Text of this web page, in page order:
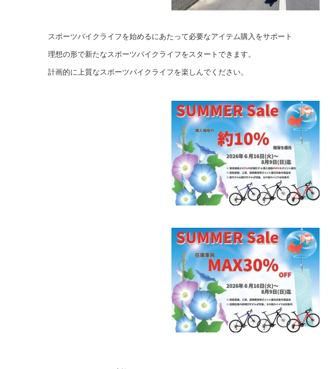
スポーツバイクライフを始めるにあたって必要なアイテム購入をサポート
理想の形で新たなスポーツバイクライフをスタートできます。
計画的に上質なスポーツバイクライフを楽しんでください。